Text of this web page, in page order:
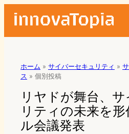
ホーム » サイバーセキュリティ »
ス » 個別投稿
リヤドが舞台、
リティの未来を
ル会議発表